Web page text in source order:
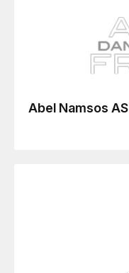
Abel Namsos AS